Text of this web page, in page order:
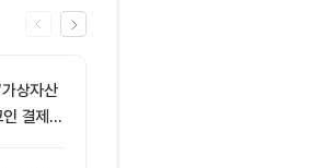
상자산
결제